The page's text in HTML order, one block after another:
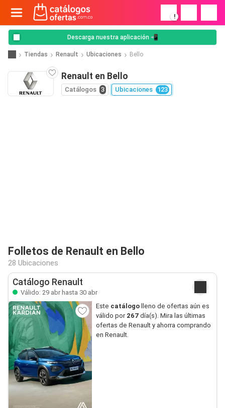
!
Descarga nuestra aplicación 📲
Tiendas Renault Ubicaciones Bello
Renault en Bello
Catálogos 3 Ubicaciones 123
Folletos de Renault en Bello
28 Ubicaciones
Catálogo Renault
Válido: 29 abr hasta 30 abr
Este catálogolleno de ofertas aún es
válido por 267día(s). Mira las últimas
ofertas de Renault y ahorra comprando
en Renault.